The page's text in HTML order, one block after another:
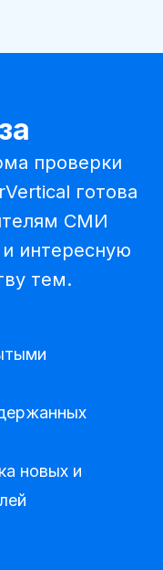
проверки
готова
СМИ
интересную
тем.
новых и